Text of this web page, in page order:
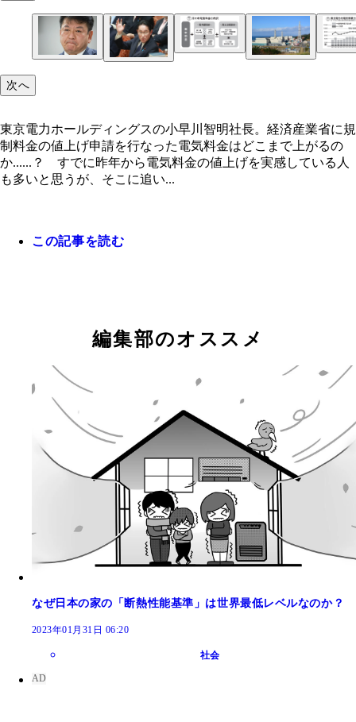
ーできるものではない
【図表①】燃料価格の高騰によって「燃料費調整
が上昇している。規制料金の場合はプラスの上限
【図表②】東北電力の第2四半期決算における電気
業費用の21年と22年を比べると、燃料費・購入電
所：東北電力IR情報）
次へ
東京電力ホールディングスの小早川智明社長。経済産業省に規
制料金の値上げ申請を行なった電気料金はどこまで上がるの
か......？ すでに昨年から電気料金の値上げを実感している人
も多いと思うが、そこに追い...
この記事を読む
編集部のオススメ
なぜ日本の家の「断熱性能基準」は世界最低レベルなのか？
2023年01月31日 06:20
社会